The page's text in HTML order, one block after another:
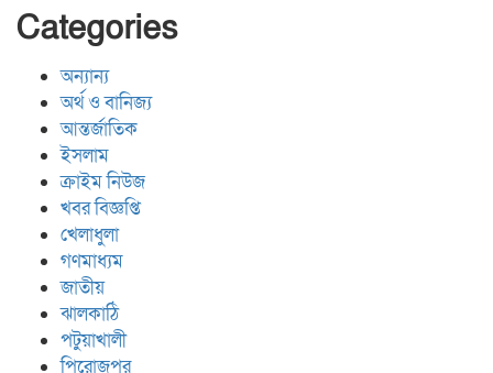
Categories
অন্যান্য
অর্থ ও বানিজ্য
আন্তর্জাতিক
ইসলাম
ক্রাইম নিউজ
খবর বিজ্ঞপ্তি
খেলাধুলা
গণমাধ্যম
জাতীয়
ঝালকাঠি
পটুয়াখালী
পিরোজপুর